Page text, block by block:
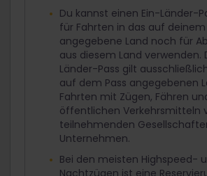
Du kannst einen Ein-Länder-
für Fahrten in das auf deinem
angegebene Land noch für
aus diesem Land verwenden.
Länder-Pass gilt
auf dem Pass angegebenen
Fahrten mit Zügen, Fähren
öffentlichen Verkehrsmitteln
teilnehmenden
Unternehmen.
Bei den meisten Highspeed-
Nachtzügen ist eine